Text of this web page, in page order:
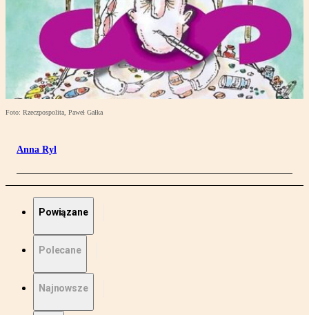
Foto: Rzeczpospolita, Paweł Gałka
Anna Ryl
Powiązane
Polecane
Najnowsze